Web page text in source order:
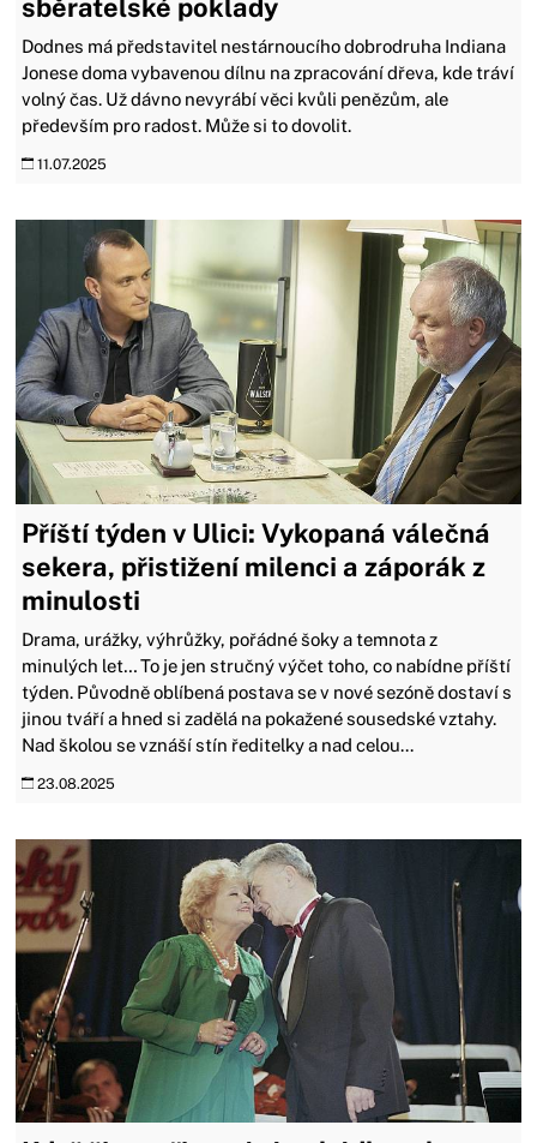
sběratelské poklady
Dodnes má představitel nestárnoucího dobrodruha Indiana
Jonese doma vybavenou dílnu na zpracování dřeva, kde tráví
volný čas. Už dávno nevyrábí věci kvůli penězům, ale
především pro radost. Může si to dovolit.
11.07.2025
Příští týden v Ulici: Vykopaná válečná
sekera, přistižení milenci a záporák z
minulosti
Drama, urážky, výhrůžky, pořádné šoky a temnota z
minulých let… To je jen stručný výčet toho, co nabídne příští
týden. Původně oblíbená postava se v nové sezóně dostaví s
jinou tváří a hned si zadělá na pokažené sousedské vztahy.
Nad školou se vznáší stín ředitelky a nad celou...
23.08.2025